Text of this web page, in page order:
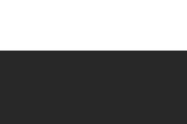
美人ナースに入院中のオレのオナサポ懇願したら・・・